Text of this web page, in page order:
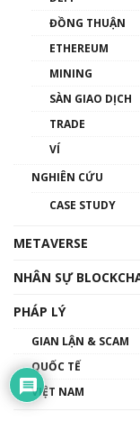
Phổ
gió
ĐỒNG THUẬN
ETHEREUM
MINING
SÀN GIAO DỊCH
TRADE
VÍ
NGHIÊN CỨU
CASE STUDY
METAVERSE
NHÂN SỰ
PHÁP LÝ
GIAN LẬN & SCAM
QUỐC TẾ
VIỆT NAM